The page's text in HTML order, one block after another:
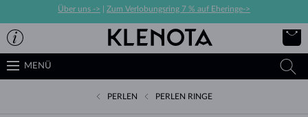
Über uns -> Zum Verlobungsring 7 % auf Eheringe->
MENÜ
PERLEN PERLEN RINGE